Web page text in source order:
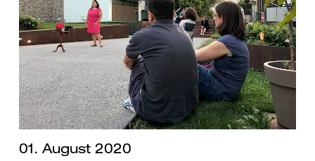
01. August 2020